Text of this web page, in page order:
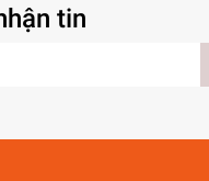
tin